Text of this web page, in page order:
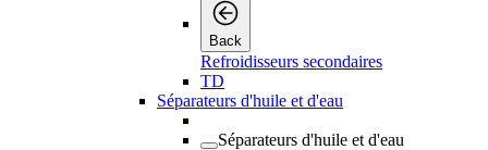
Back
Refroidisseurs secondaires
TD
Séparateurs d'huile et d'eau
Séparateurs d'huile et d'eau